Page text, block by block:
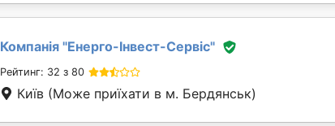
Компанія "Енерго-Інвест-Сервіс"
Рейтинг: 32 з 80
Київ (Може приїхати в м. Бердянськ)